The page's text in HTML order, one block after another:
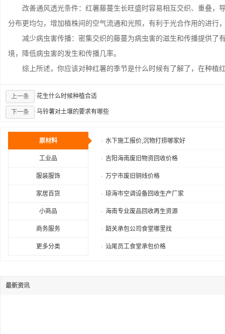
改善通风透光条件：红薯藤蔓生长旺盛时容易相互交织、重叠，
分布更均匀，增加植株间的空气流通和光照，有利于光合作用的进行
减少病虫害传播：密集交织的藤蔓为病虫害的滋生和传播提供了
境，降低病虫害的发生和传播几率。
综上所述，你应该对种红薯的季节是什么时候有了解了，在种植
上一条 ·花生什么时候种植合适
下一条 ·马铃薯对土壤的要求有哪些
原材料
工业品
服装服饰
家居百货
小商品
商务服务
更多分类
· 水下施工报价,沉物打捞哪家好
· 吉阳海南废旧物资回收价格
· 万宁市废旧铜线价格
· 琼海市空调设备回收生产厂家
· 海南专业废品回收再生资源
· 韶关承包公司食堂哪里找
· 汕尾员工食堂承包价格
最新资讯